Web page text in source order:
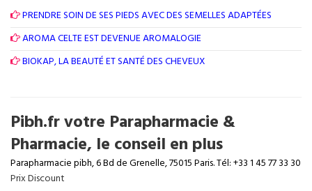
PRENDRE SOIN DE SES PIEDS AVEC DES SEMELLES ADAPTÉES
AROMA CELTE EST DEVENUE AROMALOGIE
BIOKAP, LA BEAUTÉ ET SANTÉ DES CHEVEUX
Pibh.fr votre Parapharmacie &
Pharmacie, le conseil en plus
Parapharmacie pibh, 6 Bd de Grenelle, 75015 Paris. Tél: +33 1 45 77 33 30
Prix Discount